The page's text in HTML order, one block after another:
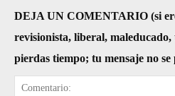
DEJA UN COMENTARIO (si
revisionista, liberal,
pierdas tiempo; tu mensaje no